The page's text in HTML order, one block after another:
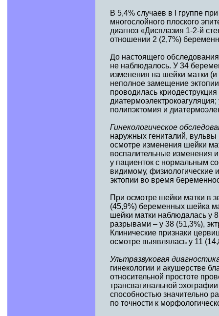
В 5,4% случаев в I группе
многослойного плоского
диагноз «Дисплазия 1-2-й
отношении 2 (2,7%)
До настоящего
не наблюдалось. У 34
изменения на шейки матки
неполное замещение
проводилась
полипэктомия и
Гинекологическое
наружных гениталий,
осмотре изменения шейки
воспалительные изменения
у пациенток с нормальным
видимому, физиологические
эктопии во время
При осмотре шейки матки в
(45,9%) беременных шейка
шейки матки наблюдалась у
разрывами – у 38 (51,3%),
Клинические признаки
осмотре выявлялась у 11
Ультразвуковая
гинекологии и акушерстве
относительной простоте
трансвагинальной
способностью значительно
по точности к